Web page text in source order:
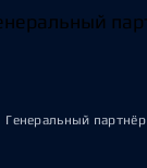
Генеральный партнёр